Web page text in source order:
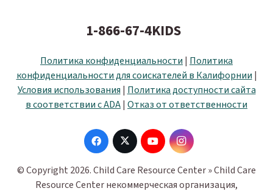
1-866-67-4KIDS
Политика конфиденциальности | Политика
конфиденциальности для соискателей в Калифорнии |
Условия использования | Политика доступности сайта
в соответствии с ADA| Отказ от ответственности
© Copyright 2026. Child Care Resource Center » Child Care
Resource Center некоммерческая организация,